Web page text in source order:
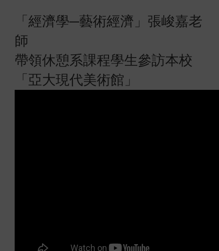
「經濟學─藝術經濟」張峻嘉老
師
帶領休憩系課程學生參訪本校
「亞大現代美術館」